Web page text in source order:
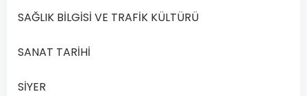
Önceki
SAĞLIK BİLGİSİ VE TRAFİK KÜLTÜRÜ
SANAT TARİHİ
SİYER